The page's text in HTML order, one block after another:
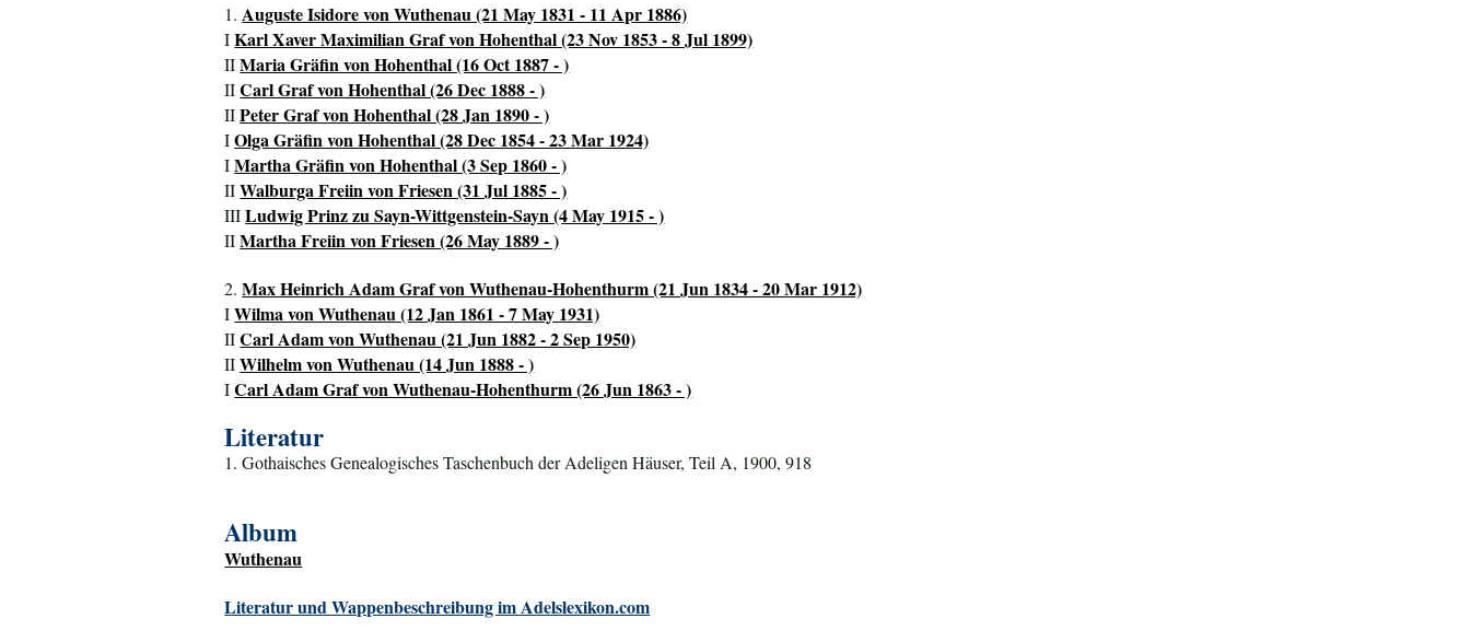
1.Auguste Isidore von Wuthenau (21 May 1831 - 11 Apr 1886)
IKarl Xaver Maximilian Graf von Hohenthal (23 Nov 1853 - 8 Jul 1899)
IIMaria Gräfin von Hohenthal (16 Oct 1887 - )
IICarl Graf von Hohenthal (26 Dec 1888 - )
IIPeter Graf von Hohenthal (28 Jan 1890 - )
IOlga Gräfin von Hohenthal (28 Dec 1854 - 23 Mar 1924)
IMartha Gräfin von Hohenthal (3 Sep 1860 - )
IIWalburga Freiin von Friesen (31 Jul 1885 - )
IIILudwig Prinz zu Sayn-Wittgenstein-Sayn (4 May 1915 - )
IIMartha Freiin von Friesen (26 May 1889 - )
2.Max Heinrich Adam Graf von Wuthenau-Hohenthurm (21 Jun 1834 - 20 Mar 1912)
IWilma von Wuthenau (12 Jan 1861 - 7 May 1931)
IICarl Adam von Wuthenau (21 Jun 1882 - 2 Sep 1950)
IIWilhelm von Wuthenau (14 Jun 1888 - )
ICarl Adam Graf von Wuthenau-Hohenthurm (26 Jun 1863 - )
Literatur
1. Gothaisches Genealogisches Taschenbuch der Adeligen Häuser, Teil A, 1900, 918
Album
Wuthenau
Literatur und Wappenbeschreibung im Adelslexikon.com